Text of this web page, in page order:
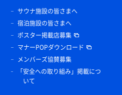
サウナ施設の皆さまへ
宿泊施設の皆さまへ
ポスター掲載店募集
マナーPOPダウンロード
メンバーズ協賛募集
「安全への取り組み」掲載につ
いて